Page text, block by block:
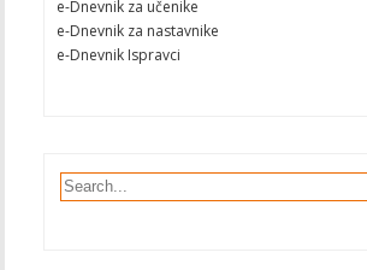
e-Dnevnik za učenike
e-Dnevnik za nastavnike
e-Dnevnik Ispravci